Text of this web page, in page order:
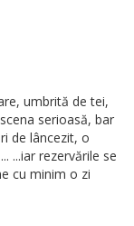
umbrită de tei,
serioasă, bar
de lâncezit, o
...iar rezervările se
cu minim o zi